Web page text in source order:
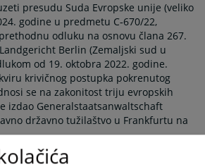
presudu Suda Evropske unije (veliko
godine u predmetu C‑670/22,
odluku na osnovu člana 267.
Berlin (Zemaljski sud u
od 19. oktobra 2022. godine.
krivičnog postupka pokrenutog
se na zakonitost triju evropskih
izdao Generalstaatsanwaltschaft
državno tužilaštvo u Frankfurtu na
vezana za pravosudnu saradnju u